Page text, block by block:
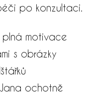
po konzultaci.
plná motivace
s obrázky
ochotně